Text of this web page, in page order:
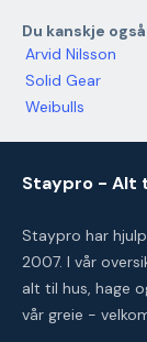
Du kanskje
Arvid Nilsson
Solid Gear
Weibulls
Staypro - Alt
Staypro har
2007. I vår
alt til hus, hage
vår greie -